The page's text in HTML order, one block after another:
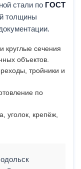
стали по ГОСТ
толщины
круглые сечения
объектов.
тройники и
по
уголок, крепёж,